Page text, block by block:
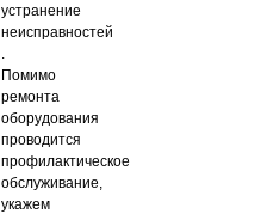
устранение
неисправностей
.
Помимо
ремонта
оборудования
проводится
профилактическое
обслуживание,
укажем